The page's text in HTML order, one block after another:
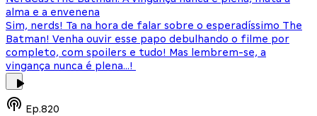
alma e a envenena
Sim, nerds! Ta na hora de falar sobre o esperadíssimo The
Batman! Venha ouvir esse papo debulhando o filme por
completo, com spoilers e tudo! Mas lembrem-se, a
vingança nunca é plena...!
Ep.820